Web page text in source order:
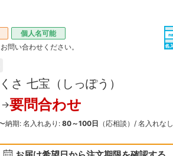
個人名可能
問い合わせください。
さ 七宝（しっぽう）
→要問合わせ
納期: 名入れあり: 80～100日 （応相談）/ 名入れな